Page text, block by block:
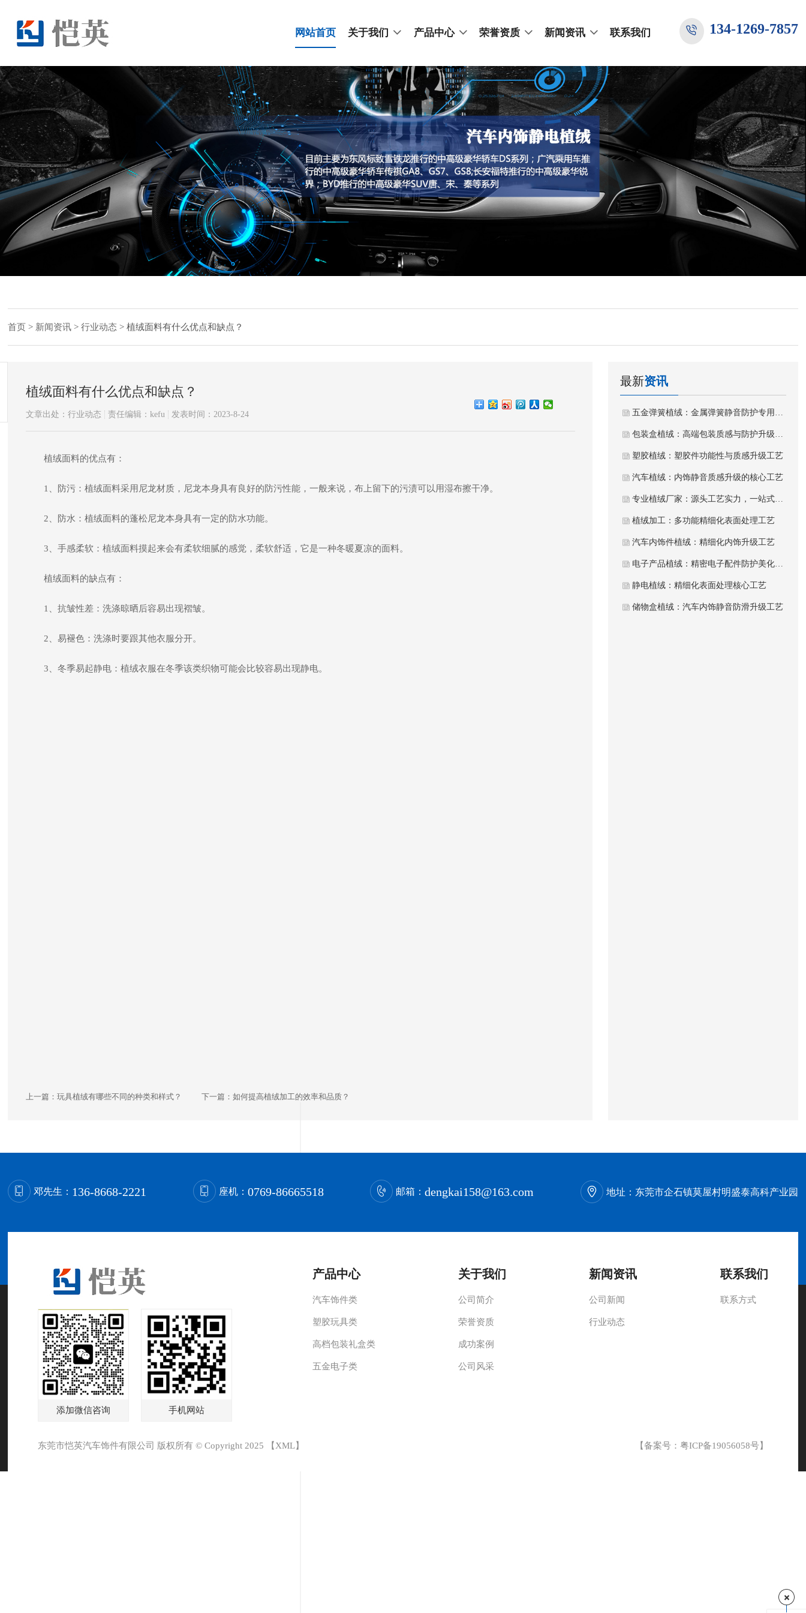
网站首页 关于我们 产品中心 荣誉资质 新闻资讯 联系我们 134-1269-7857
首页 > 新闻资讯 >行业动态 >植绒面料有什么优点和缺点？
植绒面料有什么优点和缺点？
文章出处：行业动态 责任编辑：kefu 发表时间：2023-8-24
植绒面料的优点有：
1、防污：植绒面料采用尼龙材质，尼龙本身具有良好的防污性能，一般来说，布上留下的污渍可以用湿布擦干净。
2、防水：植绒面料的蓬松尼龙本身具有一定的防水功能。
3、手感柔软：植绒面料摸起来会有柔软细腻的感觉，柔软舒适，它是一种冬暖夏凉的面料。
植绒面料的缺点有：
1、抗皱性差：洗涤晾晒后容易出现褶皱。
2、易褪色：洗涤时要跟其他衣服分开。
3、冬季易起静电：植绒衣服在冬季该类织物可能会比较容易出现静电。
上一篇：玩具植绒有哪些不同的种类和样式？ 下一篇：如何提高植绒加工的效率和品质？
最新资讯
五金弹簧植绒：金属弹簧静音防护专用植绒工艺
包装盒植绒：高端包装质感与防护升级工艺
塑胶植绒：塑胶件功能性与质感升级工艺
汽车植绒：内饰静音质感升级的核心工艺
专业植绒厂家：源头工艺实力，一站式植绒加工服务
植绒加工：多功能精细化表面处理工艺
汽车内饰件植绒：精细化内饰升级工艺
电子产品植绒：精密电子配件防护美化工艺
静电植绒：精细化表面处理核心工艺
储物盒植绒：汽车内饰静音防滑升级工艺
邓先生： 136-8668-2221 座机： 0769-86665518 邮箱：dengkai158@163.com 地址： 东莞市企石镇莫屋村明盛泰高科产业园
添加微信咨询 手机网站
产品中心
汽车饰件类
塑胶玩具类
高档包装礼盒类
五金电子类
关于我们
公司简介
荣誉资质
成功案例
公司风采
新闻资讯
公司新闻
行业动态
联系我们
联系方式
东莞市恺英汽车饰件有限公司 版权所有 © Copyright 2025 【 XML】 【备案号： 粤ICP备19056058号】